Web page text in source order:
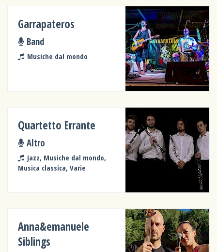
Garrapateros
Band
Musiche dal mondo
Quartetto Errante
Altro
Jazz, Musiche dal mondo,
Musica classica, Varie
Anna&emanuele
Siblings